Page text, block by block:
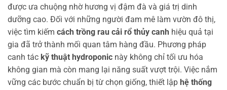
được ưa chuộng nhờ hương vị đậm đà và giá trị dinh
dưỡng cao. Đối với những người đam mê làm vườn đô thị,
việc tìm kiếm cách trồng rau cải rổ thủy canh hiệu quả tại
gia đã trở thành mối quan tâm hàng đầu. Phương pháp
canh tác kỹ thuật hydroponic này không chỉ tối ưu hóa
không gian mà còn mang lại năng suất vượt trội. Việc nắm
vững các bước chuẩn bị từ chọn giống, thiết lập hệ thống